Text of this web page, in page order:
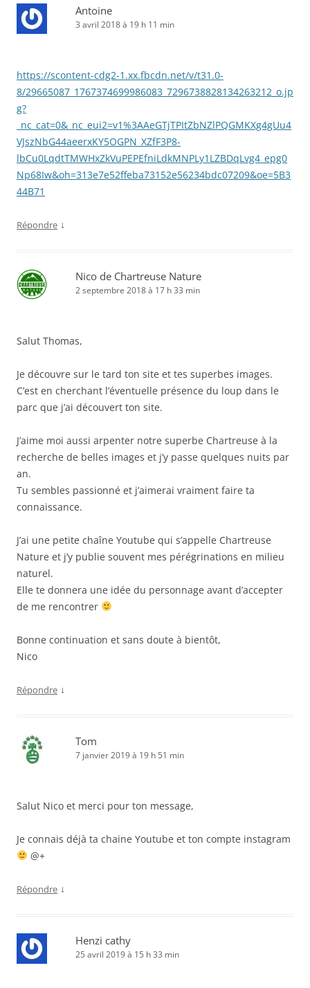
Antoine
3 avril 2018 à 19 h 11 min
https://scontent-cdg2-1.xx.fbcdn.net/v/t31.0-
8/29665087_1767374699986083_7296738828134263212_o.jp
g?
_nc_cat=0&_nc_eui2=v1%3AAeGTjTPItZbNZlPQGMKXg4gUu4
VJszNbG44aeerxKY5OGPN_XZfF3P8-
lbCu0LqdtTMWHxZkVuPEPEfniLdkMNPLy1LZBDqLvg4_epg0
Np68Iw&oh=313e7e52ffeba73152e56234bdc07209&oe=5B3
44B71
Répondre ↓
Nico de Chartreuse Nature
2 septembre 2018 à 17 h 33 min
Salut Thomas,
Je découvre sur le tard ton site et tes superbes images.
C’est en cherchant l’éventuelle présence du loup dans le
parc que j’ai découvert ton site.
J’aime moi aussi arpenter notre superbe Chartreuse à la
recherche de belles images et j’y passe quelques nuits par
an.
Tu sembles passionné et j’aimerai vraiment faire ta
connaissance.
J’ai une petite chaîne Youtube qui s’appelle Chartreuse
Nature et j’y publie souvent mes pérégrinations en milieu
naturel.
Elle te donnera une idée du personnage avant d’accepter
de me rencontrer
Bonne continuation et sans doute à bientôt,
Nico
Répondre ↓
Tom
7 janvier 2019 à 19 h 51 min
Salut Nico et merci pour ton message,
Je connais déjà ta chaine Youtube et ton compte instagram
@+
Répondre ↓
Henzi cathy
25 avril 2019 à 15 h 33 min